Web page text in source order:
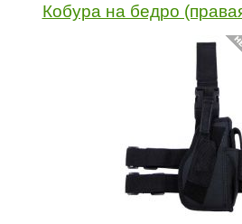
Кобура на бедро